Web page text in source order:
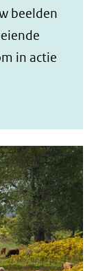
beelden
in actie